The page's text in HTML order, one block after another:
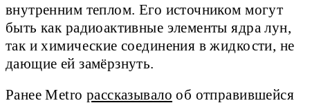
внутренним теплом. Его источником могут
быть как радиоактивные элементы ядра лун,
так и химические соединения в жидкости, не
дающие ей замёрзнуть.
Ранее Metro рассказывало об отправившейся